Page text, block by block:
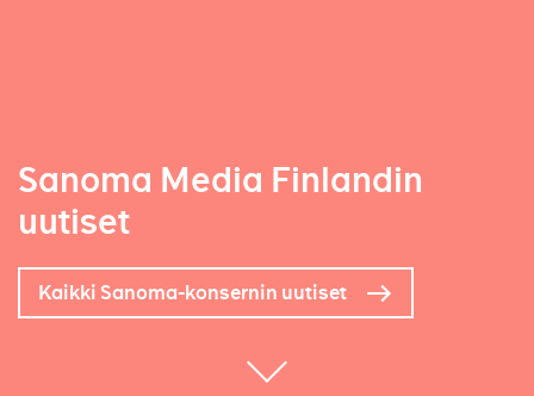
Sanoma Media Finlandin
uutiset
Kaikki Sanoma-konsernin uutiset